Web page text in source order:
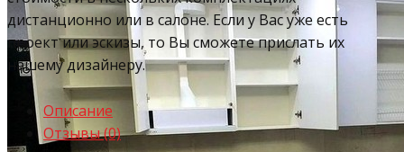
дистанционно или в салоне. Если у Вас уже есть
проект или эскизы, то Вы сможете прислать их
нашему дизайнеру.
Описание
Отзывы (0)